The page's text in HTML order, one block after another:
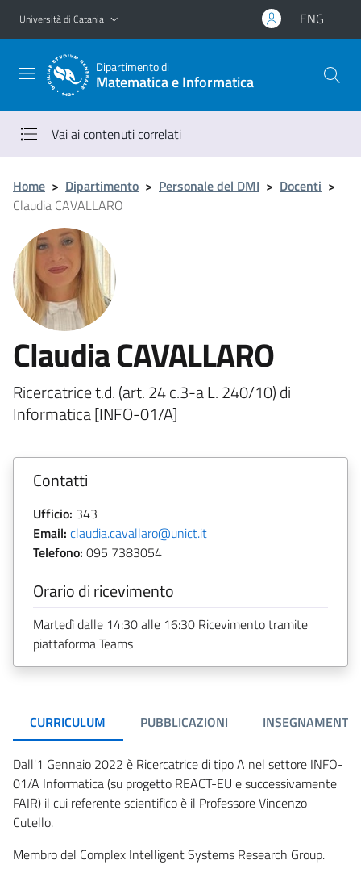
Vai al contenuto principale
Vai al menu di navigazione
Università di Catania ENG
Dipartimento di
Matematica e Informatica
Vai ai contenuti correlati
Home > Dipartimento > Personale del DMI > Docenti >
Claudia CAVALLARO
Claudia CAVALLARO
Ricercatrice t.d. (art. 24 c.3-a L. 240/10) di
Informatica [INFO-01/A]
Contatti
Ufficio: 343
Email: claudia.cavallaro@unict.it
Telefono: 095 7383054
Orario di ricevimento
Martedì dalle 14:30 alle 16:30 Ricevimento tramite
piattaforma Teams
CURRICULUM PUBBLICAZIONI INSEGNAMENTI
Dall'1 Gennaio 2022 è Ricercatrice di tipo A nel settore INFO-
01/A Informatica (su progetto REACT-EU e successivamente
FAIR) il cui referente scientifico è il Professore Vincenzo
Cutello.
Membro del Complex Intelligent Systems Research Group.